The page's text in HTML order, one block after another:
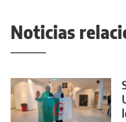
Noticias